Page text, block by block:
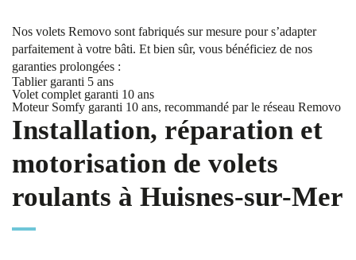
Nos volets Removo sont fabriqués sur mesure pour s’adapter
parfaitement à votre bâti. Et bien sûr, vous bénéficiez de nos
garanties prolongées :
Tablier garanti 5 ans
Volet complet garanti 10 ans
Moteur Somfy garanti 10 ans, recommandé par le réseau Removo
Installation, réparation et
motorisation de volets
roulants à Huisnes-sur-Mer